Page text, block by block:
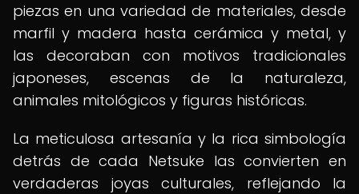
piezas en una variedad de materiales, desde
marfil y madera hasta cerámica y metal, y
las decoraban con motivos tradicionales
japoneses, escenas de la naturaleza,
animales mitológicos y figuras históricas.
La meticulosa artesanía y la rica simbología
detrás de cada Netsuke las convierten en
verdaderas joyas culturales, reflejando la